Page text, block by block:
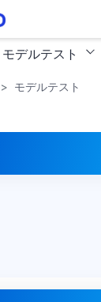
モデルテスト
モデルテスト